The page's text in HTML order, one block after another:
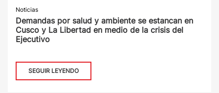
Noticias
Demandas por salud y ambiente se estancan en
Cusco y La Libertad en medio de la crisis del
Ejecutivo
SEGUIR LEYENDO